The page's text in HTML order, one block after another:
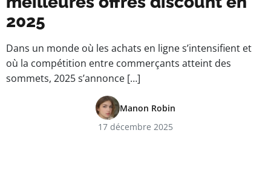
2025
Dans un monde où les achats en ligne s’intensifient et
où la compétition entre commerçants atteint des
sommets, 2025 s’annonce […]
Manon Robin
17 décembre 2025